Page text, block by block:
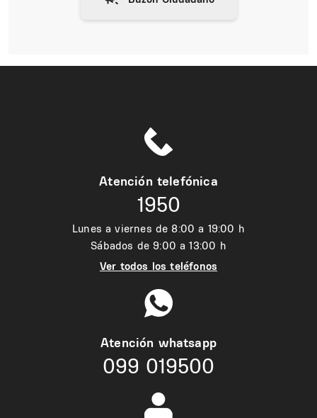
Atención telefónica
1950
Lunes a viernes de 8:00 a 19:00 h
Sábados de 9:00 a 13:00 h
Ver todos los teléfonos
Atención whatsapp
099 019500